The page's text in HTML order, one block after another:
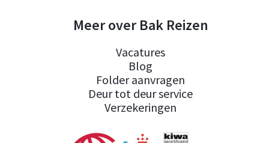
Meer over Bak Reizen
Vacatures
Blog
Folder aanvragen
Deur tot deur service
Verzekeringen